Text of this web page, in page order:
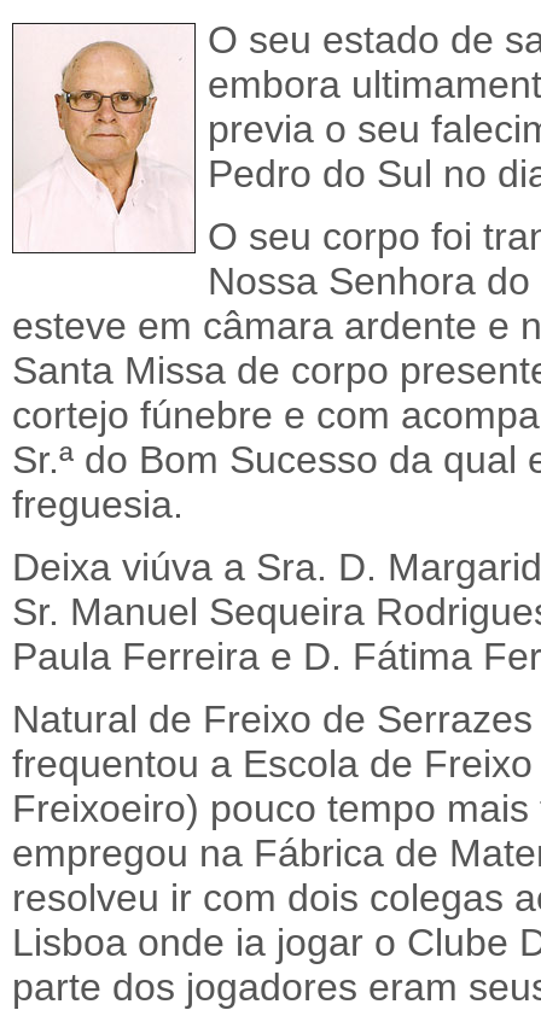
O seu estado de
embora
previa o seu
Pedro do Sul no
O seu corpo foi
Nossa Senhora
esteve em câmara ardente e
Santa Missa de corpo
cortejo fúnebre e com
Sr.ª do Bom Sucesso da
freguesia.
Deixa viúva a Sra. D.
Sr. Manuel Sequeira
Paula Ferreira e D. Fátima
Natural de Freixo de
frequentou a Escola de
Freixoeiro) pouco tempo
empregou na Fábrica de
resolveu ir com dois colegas
Lisboa onde ia jogar o Clube
parte dos jogadores eram